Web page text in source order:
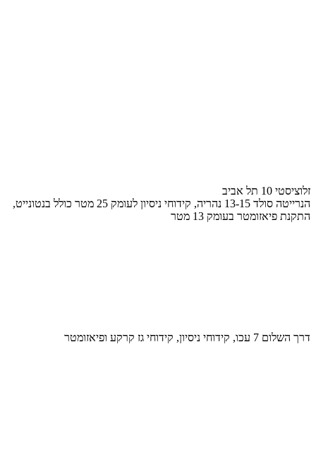
זלוציסטי 10 תל אביב
הנרייטה סולד 13-15 נהריה, קידוחי ניסיון לעומק 25 מטר כולל בנטונייט,
התקנת פיאזומטר בעומק 13 מטר
דרך השלום 7 עכו, קידוחי ניסיון, קידוחי גז קרקע ופיאזומטר